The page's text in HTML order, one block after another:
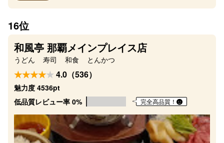
16位
和風亭 那覇メインプレイス店
うどん 寿司 和食 とんかつ
4.0（536）
魅力度 4536pt
低品質レビュー率 0%
完全高品質！